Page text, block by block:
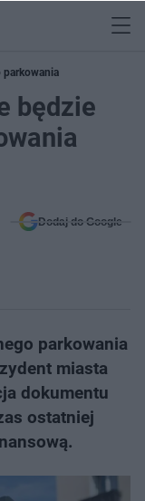
parkowania
będzie
Dodaj do Google
parkowania
miasta
dokumentu
ostatniej